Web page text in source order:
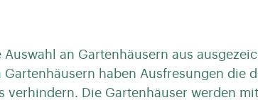
an Gartenhäusern aus
haben Ausfresungen die
verhindern. Die Gartenhäuser werden